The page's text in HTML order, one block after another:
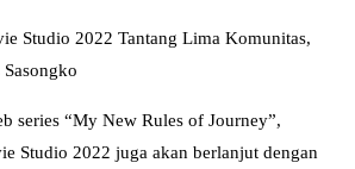
Studio 2022 Tantang Lima Komunitas,
series “My New Rules of Journey”,
Studio 2022 juga akan berlanjut dengan